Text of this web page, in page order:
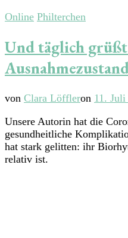
Online Philterchen
Und täglich
von Clara Löffleron 11.
Unsere Autorin hat die
gesundheitliche
hat stark gelitten: ihr
relativ ist.